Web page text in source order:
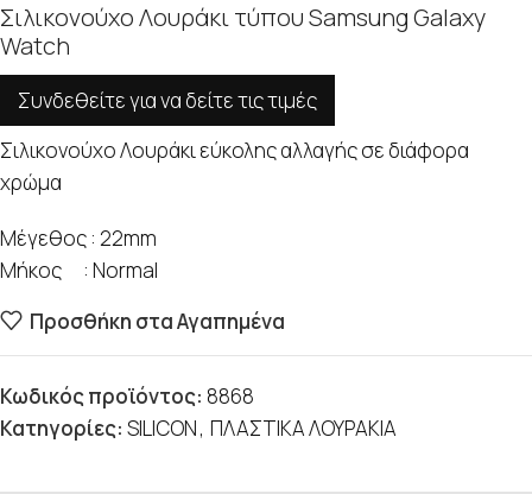
Σιλικονούχο Λουράκι τύπου Samsung Galaxy
Watch
Συνδεθείτε για να δείτε τις τιμές
Σιλικονούχο Λουράκι εύκολης αλλαγής σε διάφορα
χρώμα
Μέγεθος : 22mm
Μήκος : Normal
Προσθήκη στα Αγαπημένα
Κωδικός προϊόντος: 8868
Κατηγορίες: SILICON, ΠΛΑΣΤΙΚΑ ΛΟΥΡΑΚΙΑ